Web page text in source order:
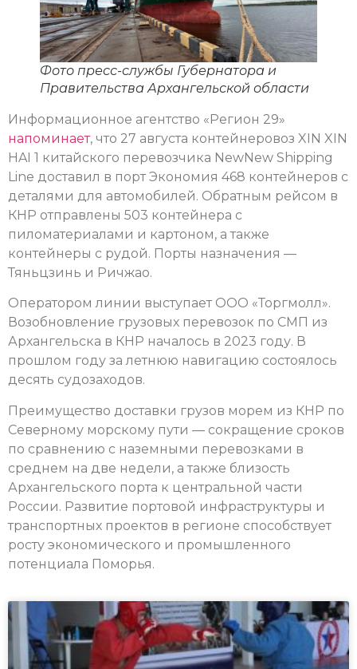
Фото пресс-службы Губернатора и
Правительства Архангельской области
Информационное агентство «Регион 29»
напоминает, что 27 августа контейнеровоз XIN XIN
HAI 1 китайского перевозчика NewNew Shipping
Line доставил в порт Экономия 468 контейнеров с
деталями для автомобилей. Обратным рейсом в
КНР отправлены 503 контейнера с
пиломатериалами и картоном, а также
контейнеры с рудой. Порты назначения —
Тяньцзинь и Ричжао.
Оператором линии выступает ООО «Торгмолл».
Возобновление грузовых перевозок по СМП из
Архангельска в КНР началось в 2023 году. В
прошлом году за летнюю навигацию состоялось
десять судозаходов.
Преимущество доставки грузов морем из КНР по
Северному морскому пути — сокращение сроков
по сравнению с наземными перевозками в
среднем на две недели, а также близость
Архангельского порта к центральной части
России. Развитие портовой инфраструктуры и
транспортных проектов в регионе способствует
росту экономического и промышленного
потенциала Поморья.